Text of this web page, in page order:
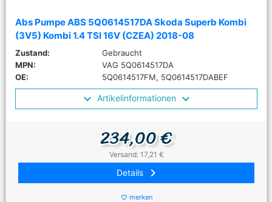
Abs Pumpe ABS 5Q0614517DA Skoda Superb Kombi
(3V5) Kombi 1.4 TSI 16V (CZEA) 2018-08
Zustand:
Gebraucht
MPN:
VAG 5Q0614517DA
OE:
5Q0614517FM, 5Q0614517DABEF
Artikelinformationen
234,00 €
Versand: 17,21 €
Details keyboard_arrow_right
favorite_border merken